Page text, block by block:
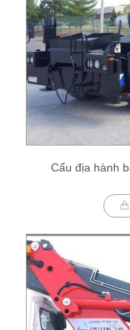
Cẩu địa hành